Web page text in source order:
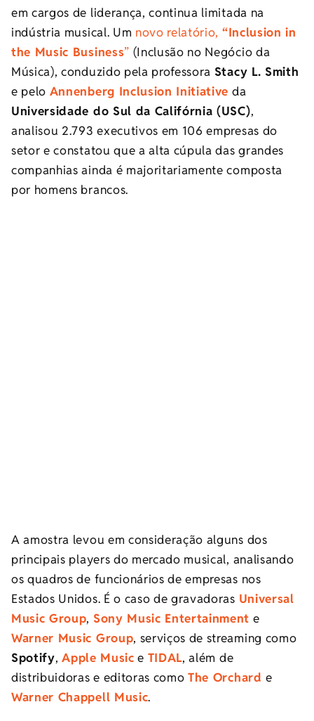
em cargos de liderança, continua limitada na
indústria musical. Um novo relatório, “Inclusion in
the Music Business” (Inclusão no Negócio da
Música), conduzido pela professora Stacy L. Smith
e pelo Annenberg Inclusion Initiative da
Universidade do Sul da Califórnia (USC),
analisou 2.793 executivos em 106 empresas do
setor e constatou que a alta cúpula das grandes
companhias ainda é majoritariamente composta
por homens brancos.
A amostra levou em consideração alguns dos
principais players do mercado musical, analisando
os quadros de funcionários de empresas nos
Estados Unidos. É o caso de gravadoras Universal
Music Group, Sony Music Entertainment e
Warner Music Group, serviços de streaming como
Spotify,Apple Music e TIDAL, além de
distribuidoras e editoras comoThe Orchard e
Warner Chappell Music.